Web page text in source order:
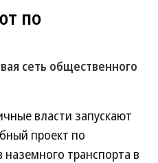
по
сеть общественного
власти запускают
проект по
транспорта в